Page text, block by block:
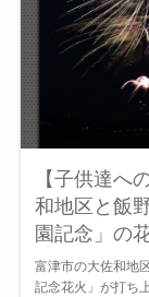
【子供達へ
和地区と飯
園記念」の
富津市の大佐和地
記念花火」が打ち